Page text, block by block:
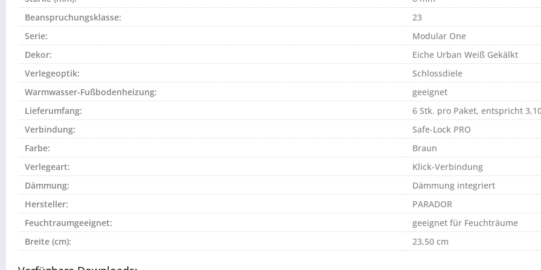
Beanspruchungsklasse:
23
Serie:
Modular One
Dekor:
Eiche Urban Weiß Gekälkt
Verlegeoptik:
Schlossdiele
Warmwasser-Fußbodenheizung:
geeignet
Lieferumfang:
6 Stk. pro Paket, entspricht
Verbindung:
Safe-Lock PRO
Farbe:
Braun
Verlegeart:
Klick-Verbindung
Dämmung:
Dämmung integriert
Hersteller:
PARADOR
Feuchtraumgeeignet:
geeignet für Feuchträume
Breite (cm):
23,50 cm